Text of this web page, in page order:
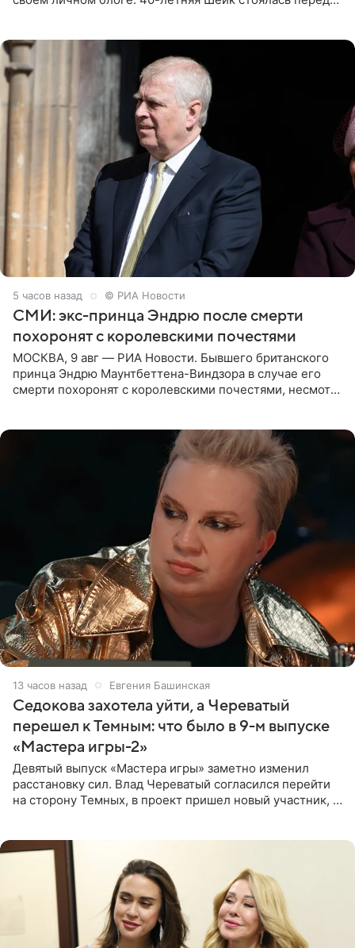
5 часов назад © РИА Новости
СМИ: экс-принца Эндрю после смерти
похоронят с королевскими почестями
МОСКВА, 9 авг — РИА Новости. Бывшего британского
принца Эндрю Маунтбеттена-Виндзора в случае его
смерти похоронят с королевскими почестями, несмотря
13 часов назад Евгения Башинская
Седокова захотела уйти, а Череватый
перешел к Темным: что было в 9-м выпуске
«Мастера игры-2»
Девятый выпуск «Мастера игры» заметно изменил
расстановку сил. Влад Череватый согласился перейти
на сторону Темных, в проект пришел новый участник, а